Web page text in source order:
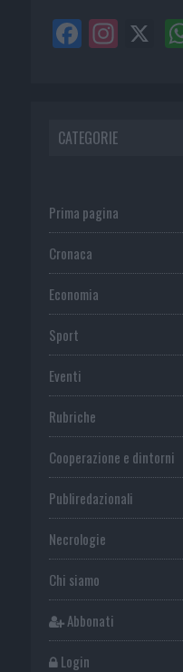
CATEGORIE
Prima pagina
Cronaca
Economia
Sport
Eventi
Rubriche
Cooperazione e dintorni
Publiredazionali
Necrologie
Chi siamo
Abbonati
Login